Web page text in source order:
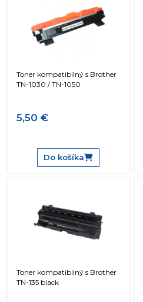
Toner kompatibilný s Brother
TN-1030 / TN-1050
5,50 €
Do košíka
Toner kompatibilný s Brother
TN-135 black